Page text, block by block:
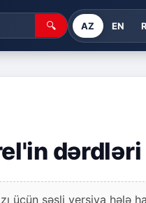
🔍 AZ EN
dərdləri
üçün səsli versiya hələ